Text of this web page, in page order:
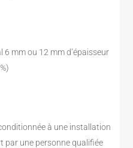
6 mm ou 12 mm d’épaisseur
à une installation
par une personne qualifiée